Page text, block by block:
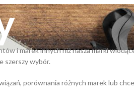
i marek innych niż nasza marki
szerszy wybór.
porównania różnych marek lub